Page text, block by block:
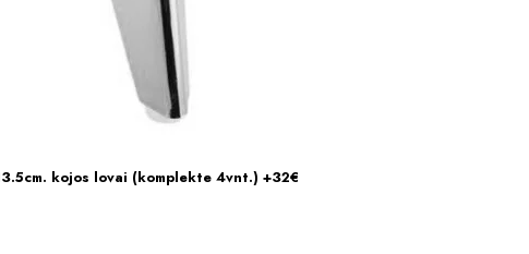
Į KREPŠELĮ
kojos lovai (komplekte 4vnt.) +32€